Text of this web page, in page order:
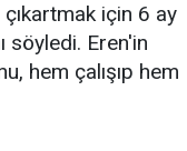
çıkartmak için 6 ay
söyledi. Eren'in
hem çalışıp hem